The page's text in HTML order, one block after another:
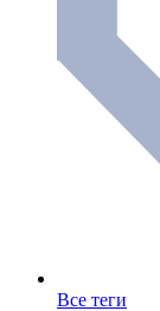
Все теги